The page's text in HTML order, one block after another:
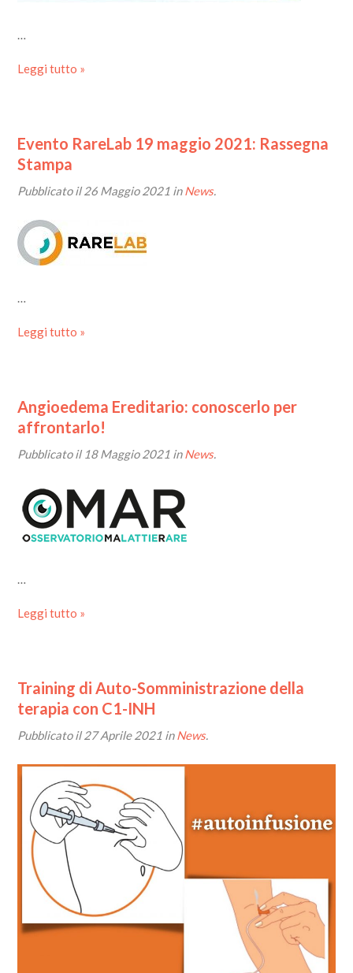
…
Leggi tutto »
Evento RareLab 19 maggio 2021: Rassegna
Stampa
Pubblicato il26 Maggio 2021 inNews.
…
Leggi tutto »
Angioedema Ereditario: conoscerlo per
affrontarlo!
Pubblicato il 18 Maggio 2021 inNews.
…
Leggi tutto »
Training di Auto-Somministrazione della
terapia con C1-INH
Pubblicato il27 Aprile 2021 inNews.